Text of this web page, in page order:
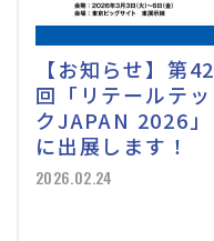
【お知らせ】第42
回「リテールテッ
クJAPAN 2026」
に出展します！
2026.02.24